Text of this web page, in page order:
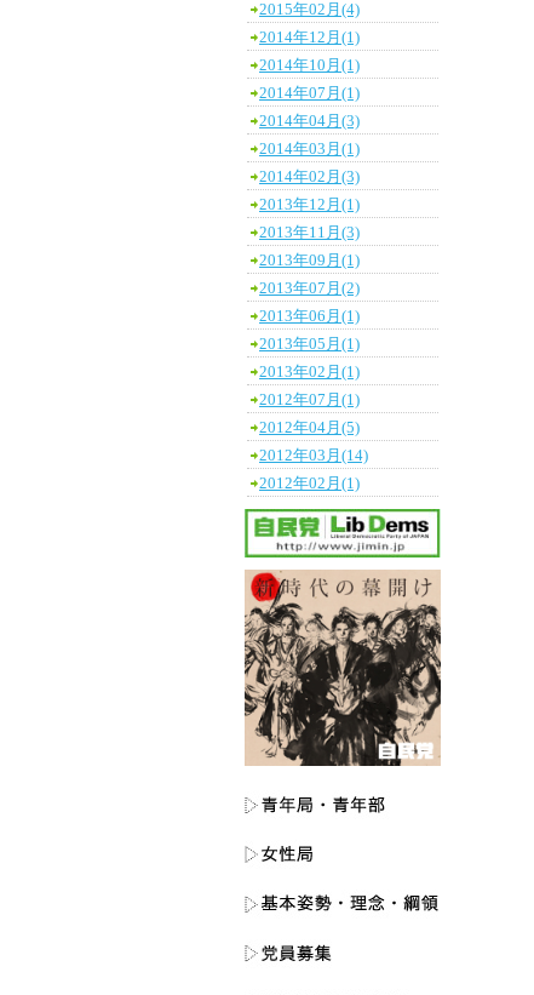
2015年02月(4)
2014年12月(1)
2014年10月(1)
2014年07月(1)
2014年04月(3)
2014年03月(1)
2014年02月(3)
2013年12月(1)
2013年11月(3)
2013年09月(1)
2013年07月(2)
2013年06月(1)
2013年05月(1)
2013年02月(1)
2012年07月(1)
2012年04月(5)
2012年03月(14)
2012年02月(1)